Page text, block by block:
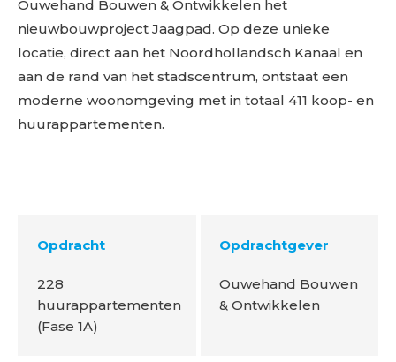
Ouwehand Bouwen & Ontwikkelen het
nieuwbouwproject Jaagpad. Op deze unieke
locatie, direct aan het Noordhollandsch Kanaal en
aan de rand van het stadscentrum, ontstaat een
moderne woonomgeving met in totaal 411 koop- en
huurappartementen.
Opdracht
228
huurappartementen
(Fase 1A)
Opdrachtgever
Ouwehand Bouwen
& Ontwikkelen